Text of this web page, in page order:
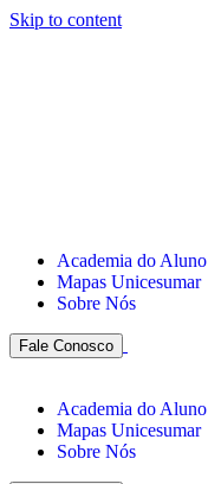
Skip to content
Academia do Aluno
Mapas Unicesumar
Sobre Nós
Fale Conosco
Academia do Aluno
Mapas Unicesumar
Sobre Nós